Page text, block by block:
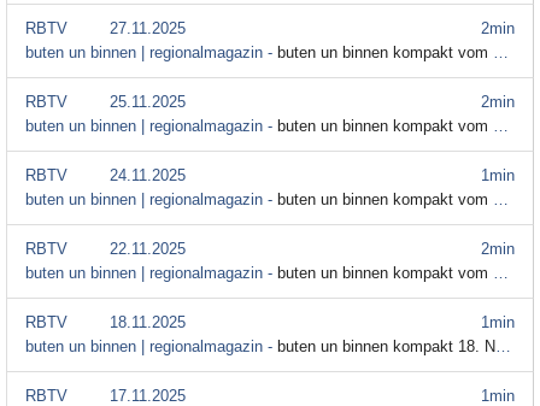
2min
RBTV
27.11.2025
buten un binnen | regionalmagazin - buten un binnen kompakt vom 27. November
2min
RBTV
25.11.2025
buten un binnen | regionalmagazin - buten un binnen kompakt vom 25. November
1min
RBTV
24.11.2025
buten un binnen | regionalmagazin - buten un binnen kompakt vom 24. November
2min
RBTV
22.11.2025
buten un binnen | regionalmagazin - buten un binnen kompakt vom 22. November
1min
RBTV
18.11.2025
buten un binnen | regionalmagazin - buten un binnen kompakt 18. November 2025
1min
RBTV
17.11.2025